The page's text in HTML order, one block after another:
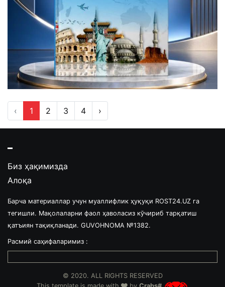
‹ 1 2 3 4 ›
Биз ҳақимизда
Алоқа
Барча материаллар учун муаллифлик ҳуқуқи ROST24.UZ га
тегишли. Мақолаларни фаол ҳаволасиз кўчириб тарқатиш
қатъиян тақиқланади. GUVOHNOMA №1382.
Расмий саҳифаларимиз :
© 2020. ALL RIGHTS RESERVED